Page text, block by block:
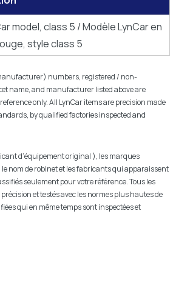
model, class 5 / Modèle LynCar en
style class 5
numbers, registered / non-
name, and manufacturer listed above are
only. All LynCar items are precision made
by qualified factories inspected and
d’équipement original ), les marques
nom de robinet et les fabricants qui apparaissent
seulement pour votre référence. Tous les
et testés avec les normes plus hautes de
qui en même temps sont inspectées et